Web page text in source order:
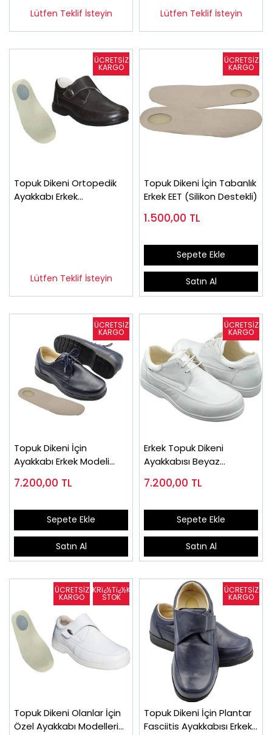
Lütfen Teklif İsteyin Lütfen Teklif İsteyin
Topuk Dikeni Ortopedik
Ayakkabı Erkek
Lütfen Teklif İsteyin
Topuk Dikeni İçin Tabanlık
Erkek EET (Silikon Destekli)
1.500,00 TL
Sepete Ekle
Satın Al
Topuk Dikeni İçin
Ayakkabı Erkek Modeli
7.200,00 TL
Sepete Ekle
Satın Al
Erkek Topuk Dikeni
Ayakkabısı Beyaz
7.200,00 TL
Sepete Ekle
Satın Al
Topuk Dikeni Olanlar İçin
Özel Ayakkabı Modelleri
Topuk Dikeni İçin Plantar
Fasciitis Ayakkabısı Erkek